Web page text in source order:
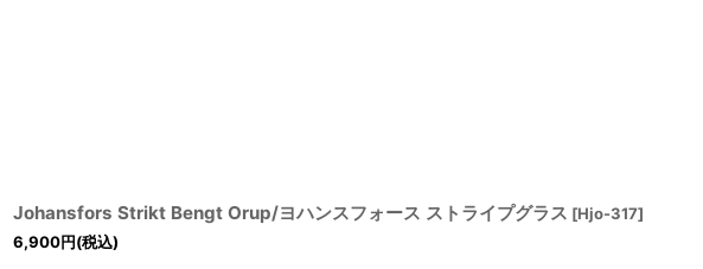
Johansfors Strikt Bengt Orup/ヨハンスフォース ストライプグラス [Hjo-317]
6,900円(税込)